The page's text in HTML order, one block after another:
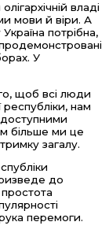
владі
мови й віри. А
потрібна,
У
щоб всі люди
республіки, нам
доступними
більше ми це
загалу.
до
перемоги.